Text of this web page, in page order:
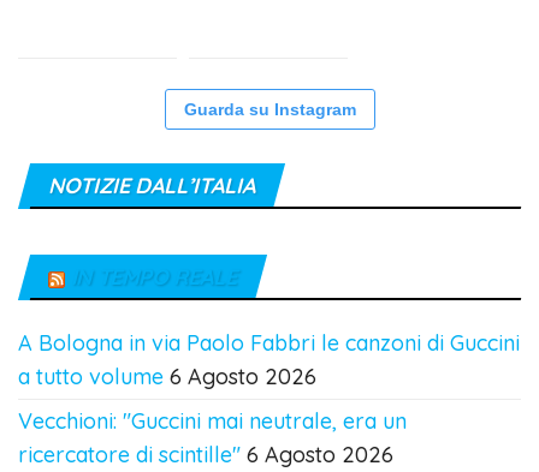
Guarda su Instagram
NOTIZIE DALL’ITALIA
IN TEMPO REALE
A Bologna in via Paolo Fabbri le canzoni di Guccini
a tutto volume 6 Agosto 2026
Vecchioni: "Guccini mai neutrale, era un
ricercatore di scintille" 6 Agosto 2026